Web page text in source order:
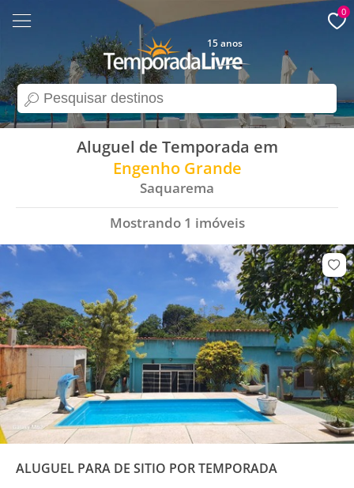
search
15 anos
0
Aluguel de Temporada em
Engenho Grande
Saquarema
Mostrando 1 imóveis
ALUGUEL PARA DE SITIO POR TEMPORADA